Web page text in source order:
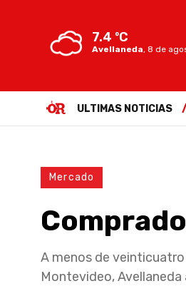
7.4 ºC
Avellaneda, 8 de
ULTIMAS NOTICIAS
Mercado
Comprado
A menos de
Montevideo,